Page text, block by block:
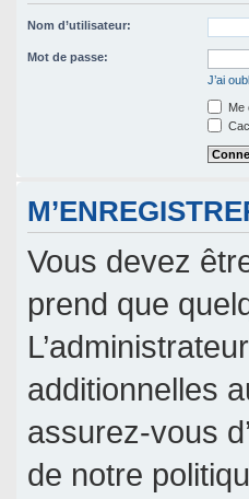
Nom d’utilisateur:
Mot de passe:
J’ai
Me
Vous devez
prend que
additionnelles
assurez-vous
de notre